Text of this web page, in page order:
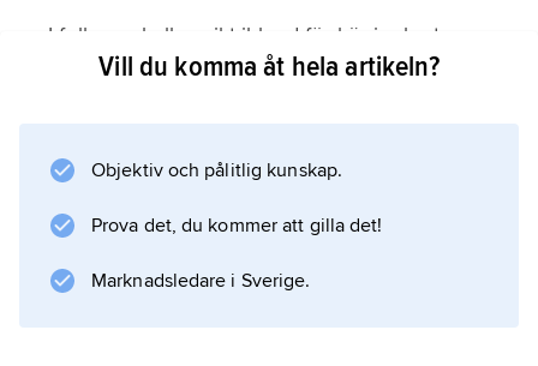
I folkmun kallas nikt ibland för kärringkrut.
Information om artikeln
Vill du komma åt hela artikeln?
Objektiv och pålitlig kunskap.
Prova det, du kommer att gilla det!
Marknadsledare i Sverige.